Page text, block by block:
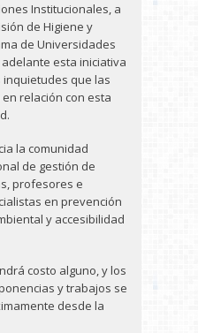
Institucionales, a
de Higiene y
de Universidades
esta iniciativa
que las
relación con esta
la comunidad
de gestión de
profesores e
en prevención
y accesibilidad
costo alguno, y los
y trabajos se
desde la